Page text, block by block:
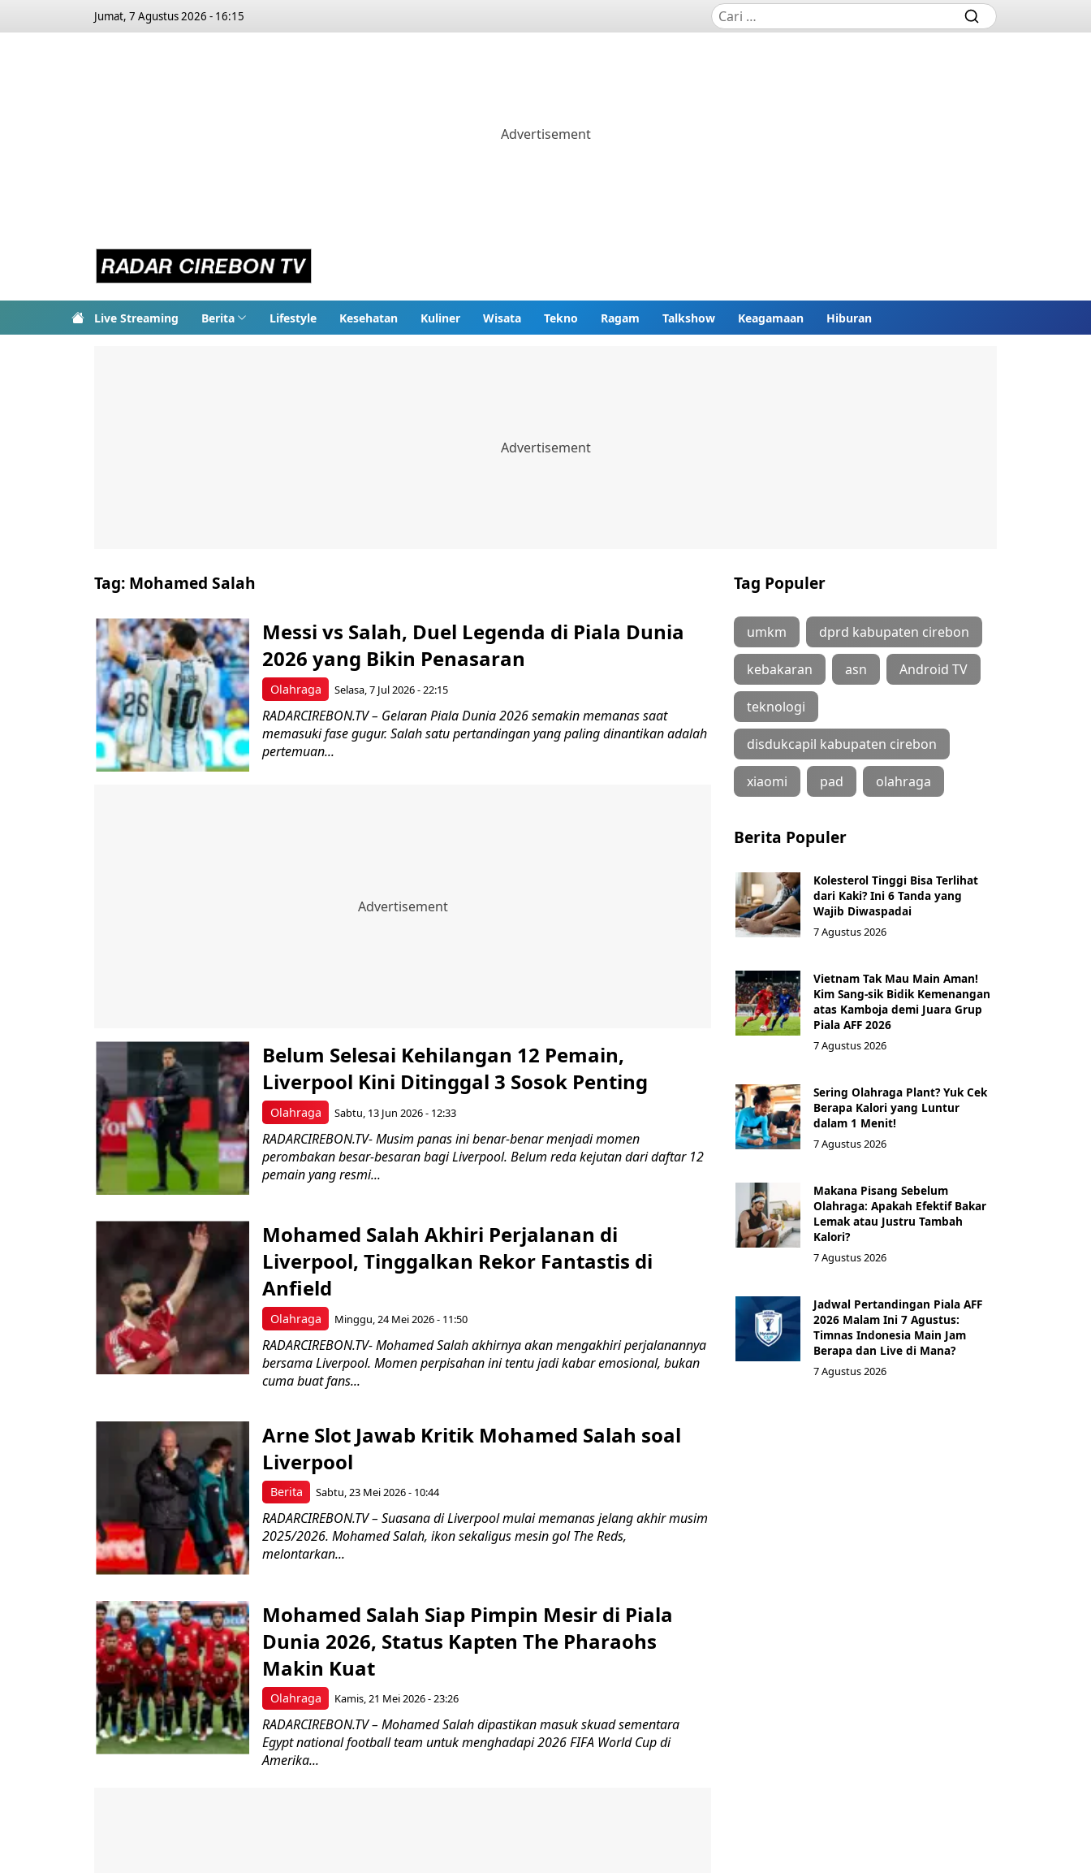
Jumat, 7 Agustus 2026 - 16:15
Live Streaming Berita Lifestyle Kesehatan Kuliner Wisata Tekno Ragam Talkshow Keagamaan Hiburan
Tag: Mohamed Salah
Olahraga
Messi vs Salah, Duel Legenda di Piala Dunia
2026 yang Bikin Penasaran
Selasa, 7 Jul 2026 - 22:15
RADARCIREBON.TV – Gelaran Piala Dunia 2026 semakin memanas saat
memasuki fase gugur. Salah satu pertandingan yang paling dinantikan adalah
pertemuan...
Olahraga
Belum Selesai Kehilangan 12 Pemain,
Liverpool Kini Ditinggal 3 Sosok Penting
Sabtu, 13 Jun 2026 - 12:33
RADARCIREBON.TV- Musim panas ini benar-benar menjadi momen
perombakan besar-besaran bagi Liverpool. Belum reda kejutan dari daftar 12
pemain yang resmi...
Olahraga
Mohamed Salah Akhiri Perjalanan di
Liverpool, Tinggalkan Rekor Fantastis di
Anfield
Minggu, 24 Mei 2026 - 11:50
RADARCIREBON.TV- Mohamed Salah akhirnya akan mengakhiri perjalanannya
bersama Liverpool. Momen perpisahan ini tentu jadi kabar emosional, bukan
cuma buat fans...
Berita
Arne Slot Jawab Kritik Mohamed Salah soal
Liverpool
Sabtu, 23 Mei 2026 - 10:44
RADARCIREBON.TV – Suasana di Liverpool mulai memanas jelang akhir musim
2025/2026. Mohamed Salah, ikon sekaligus mesin gol The Reds,
melontarkan...
Olahraga
Mohamed Salah Siap Pimpin Mesir di Piala
Dunia 2026, Status Kapten The Pharaohs
Makin Kuat
Kamis, 21 Mei 2026 - 23:26
RADARCIREBON.TV – Mohamed Salah dipastikan masuk skuad sementara
Egypt national football team untuk menghadapi 2026 FIFA World Cup di
Amerika...
Tag Populer
umkm dprd kabupaten cirebon
kebakaran asn Android TV
teknologi
disdukcapil kabupaten cirebon
xiaomi pad olahraga
Berita Populer
Kolesterol Tinggi Bisa Terlihat
dari Kaki? Ini 6 Tanda yang
Wajib Diwaspadai
7 Agustus 2026
Vietnam Tak Mau Main Aman!
Kim Sang-sik Bidik Kemenangan
atas Kamboja demi Juara Grup
Piala AFF 2026
7 Agustus 2026
Sering Olahraga Plant? Yuk Cek
Berapa Kalori yang Luntur
dalam 1 Menit!
7 Agustus 2026
Makana Pisang Sebelum
Olahraga: Apakah Efektif Bakar
Lemak atau Justru Tambah
Kalori?
7 Agustus 2026
Jadwal Pertandingan Piala AFF
2026 Malam Ini 7 Agustus:
Timnas Indonesia Main Jam
Berapa dan Live di Mana?
7 Agustus 2026